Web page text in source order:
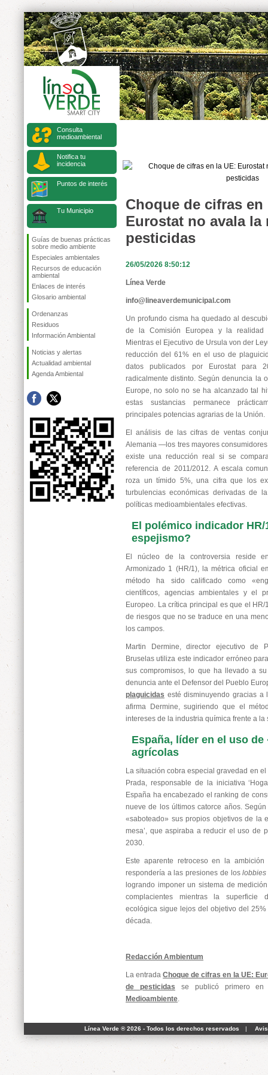
Consulta
medioambiental
Notifica tu
incidencia
Puntos de interés
Tu Municipio
Guías de buenas prácticas
sobre medio ambiente
Especiales ambientales
Recursos de educación
ambiental
Enlaces de interés
Glosario ambiental
Ordenanzas
Residuos
Información Ambiental
Noticias y alertas
Actualidad ambiental
Agenda Ambiental
Choque de cifras en
Eurostat no avala la
pesticidas
26/05/2026 8:50:12
Línea Verde
info@lineaverdemunicipal.com
Un profundo cisma ha quedado al
de la Comisión Europea y la realidad
Mientras el Ejecutivo de Ursula von der
reducción del 61% en el uso de
datos publicados por Eurostat para
radicalmente distinto. Según denuncia la
Europe, no solo no se ha alcanzado tal
estas sustancias permanece
principales potencias agrarias de la Unión.
El análisis de las cifras de ventas
Alemania —los tres mayores
existe una reducción real si se
referencia de 2011/2012. A escala
roza un tímido 5%, una cifra que los
turbulencias económicas derivadas de
políticas medioambientales efectivas.
El polémico indicador
espejismo?
El núcleo de la controversia reside
Armonizado 1 (HR/1), la métrica oficial
método ha sido calificado como
científicos, agencias ambientales y el
Europeo. La crítica principal es que el
de riesgos que no se traduce en una
los campos.
Martin Dermine, director ejecutivo de
Bruselas utiliza este indicador erróneo
sus compromisos, lo que ha llevado a
denuncia ante el Defensor del Pueblo
plaguicidas esté disminuyendo gracias
afirma Dermine, sugiriendo que el
intereses de la industria química frente a la
España, líder en el uso de
agrícolas
La situación cobra especial gravedad en
Prada, responsable de la iniciativa
España ha encabezado el ranking de
nueve de los últimos catorce años.
«saboteado» sus propios objetivos de la
mesa’, que aspiraba a reducir el uso de
2030.
Este aparente retroceso en la
respondería a las presiones de loslobbies
logrando imponer un sistema de
complacientes mientras la superficie
ecológica sigue lejos del objetivo del
década.
Redacción Ambientum
La entradaChoque de cifras en la UE:
de pesticidas se publicó primero
Medioambiente.
Línea Verde ® 2026 - Todos los derechos reservados |